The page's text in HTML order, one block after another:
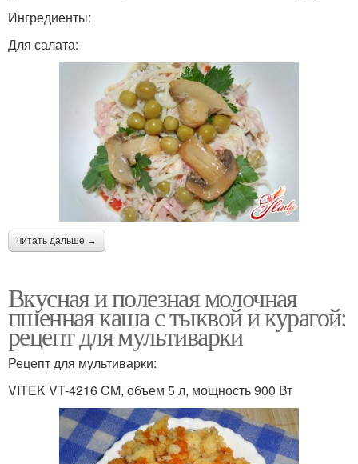
Ингредиенты:
Для салата:
читать дальше →
Вкусная и полезная молочная
пшенная каша с тыквой и курагой:
рецепт для мультиварки
Рецепт для мультиварки:
VITEK VT-4216 CM, объем 5 л, мощность 900 Вт